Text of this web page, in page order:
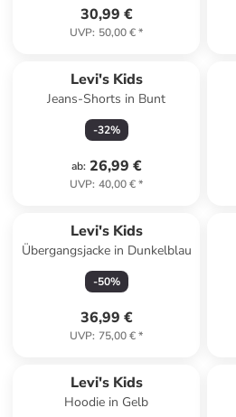
30,99 €
UVP: 50,00 €*
Levi's Kids
Jeans-Shorts in Bunt
-32%
ab: 26,99 €
UVP: 40,00 €*
Levi's Kids
Übergangsjacke in Dunkelblau
-50%
36,99 €
UVP: 75,00 €*
Levi's Kids
Hoodie in Gelb